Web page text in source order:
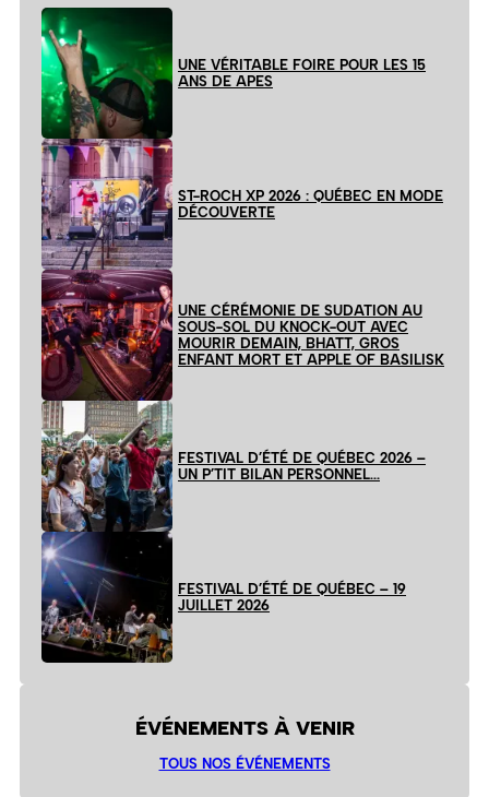
UNE VÉRITABLE FOIRE POUR LES 15
ANS DE APES
ST-ROCH XP 2026 : QUÉBEC EN MODE
DÉCOUVERTE
UNE CÉRÉMONIE DE SUDATION AU
SOUS-SOL DU KNOCK-OUT AVEC
MOURIR DEMAIN, BHATT, GROS
ENFANT MORT ET APPLE OF BASILISK
FESTIVAL D’ÉTÉ DE QUÉBEC 2026 –
UN P’TIT BILAN PERSONNEL…
FESTIVAL D’ÉTÉ DE QUÉBEC – 19
JUILLET 2026
ÉVÉNEMENTS À VENIR
TOUS NOS ÉVÉNEMENTS